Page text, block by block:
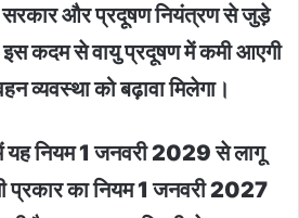
सरकार और प्रदूषण नियंत्रण से जुड़े
इस कदम से वायु प्रदूषण में कमी आएगी
व्यवस्था को बढ़ावा मिलेगा।
यह नियम 1 जनवरी 2029 से लागू
प्रकार का नियम 1 जनवरी 2027